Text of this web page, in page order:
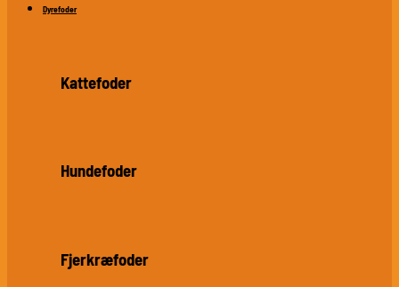
Dyrefoder
Kattefoder
Hundefoder
Fjerkræfoder